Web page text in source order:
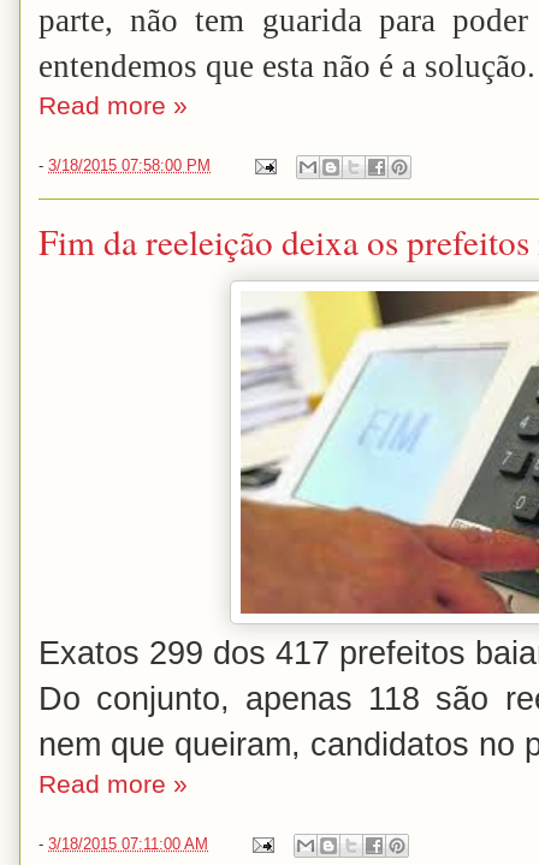
parte, não tem guarida para
entendemos que esta não é a solução.
Read more »
- 3/18/2015 07:58:00 PM
Fim da reeleição deixa os
Exatos 299 dos 417 prefeitos
Do conjunto, apenas 118 são
nem que queiram, candidatos no
Read more »
- 3/18/2015 07:11:00 AM